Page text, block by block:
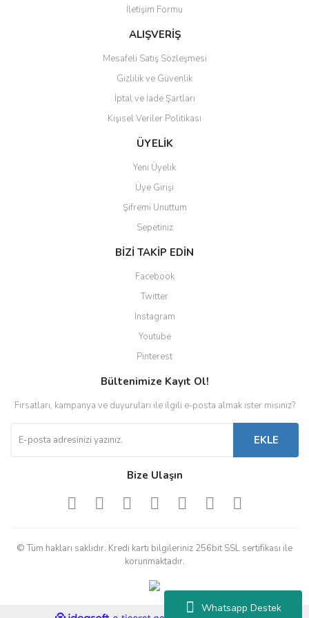
Whatsapp Destek
Ürün fiyatı diğer sitelerden daha pahalı.
Bu ürüne benzer farklı alternatifler olmalı.
Gönder
İletişim Formu
ALIŞVERİŞ
Mesafeli Satış Sözleşmesi
Gizlilik ve Güvenlik
İptal ve İade Şartları
Kişisel Veriler Politikası
ÜYELİK
Yeni Üyelik
Üye Girişi
Şifremi Unuttum
Sepetiniz
BİZİ TAKİP EDİN
Facebook
Twitter
Instagram
Youtube
Pinterest
Bültenimize Kayıt Ol!
Fırsatları, kampanya ve duyuruları ile ilgili e-posta almak ister misiniz?
EKLE
Bize Ulaşın
© Tüm hakları saklıdır. Kredi kartı bilgileriniz 256bit SSL sertifikası ile
korunmaktadır.